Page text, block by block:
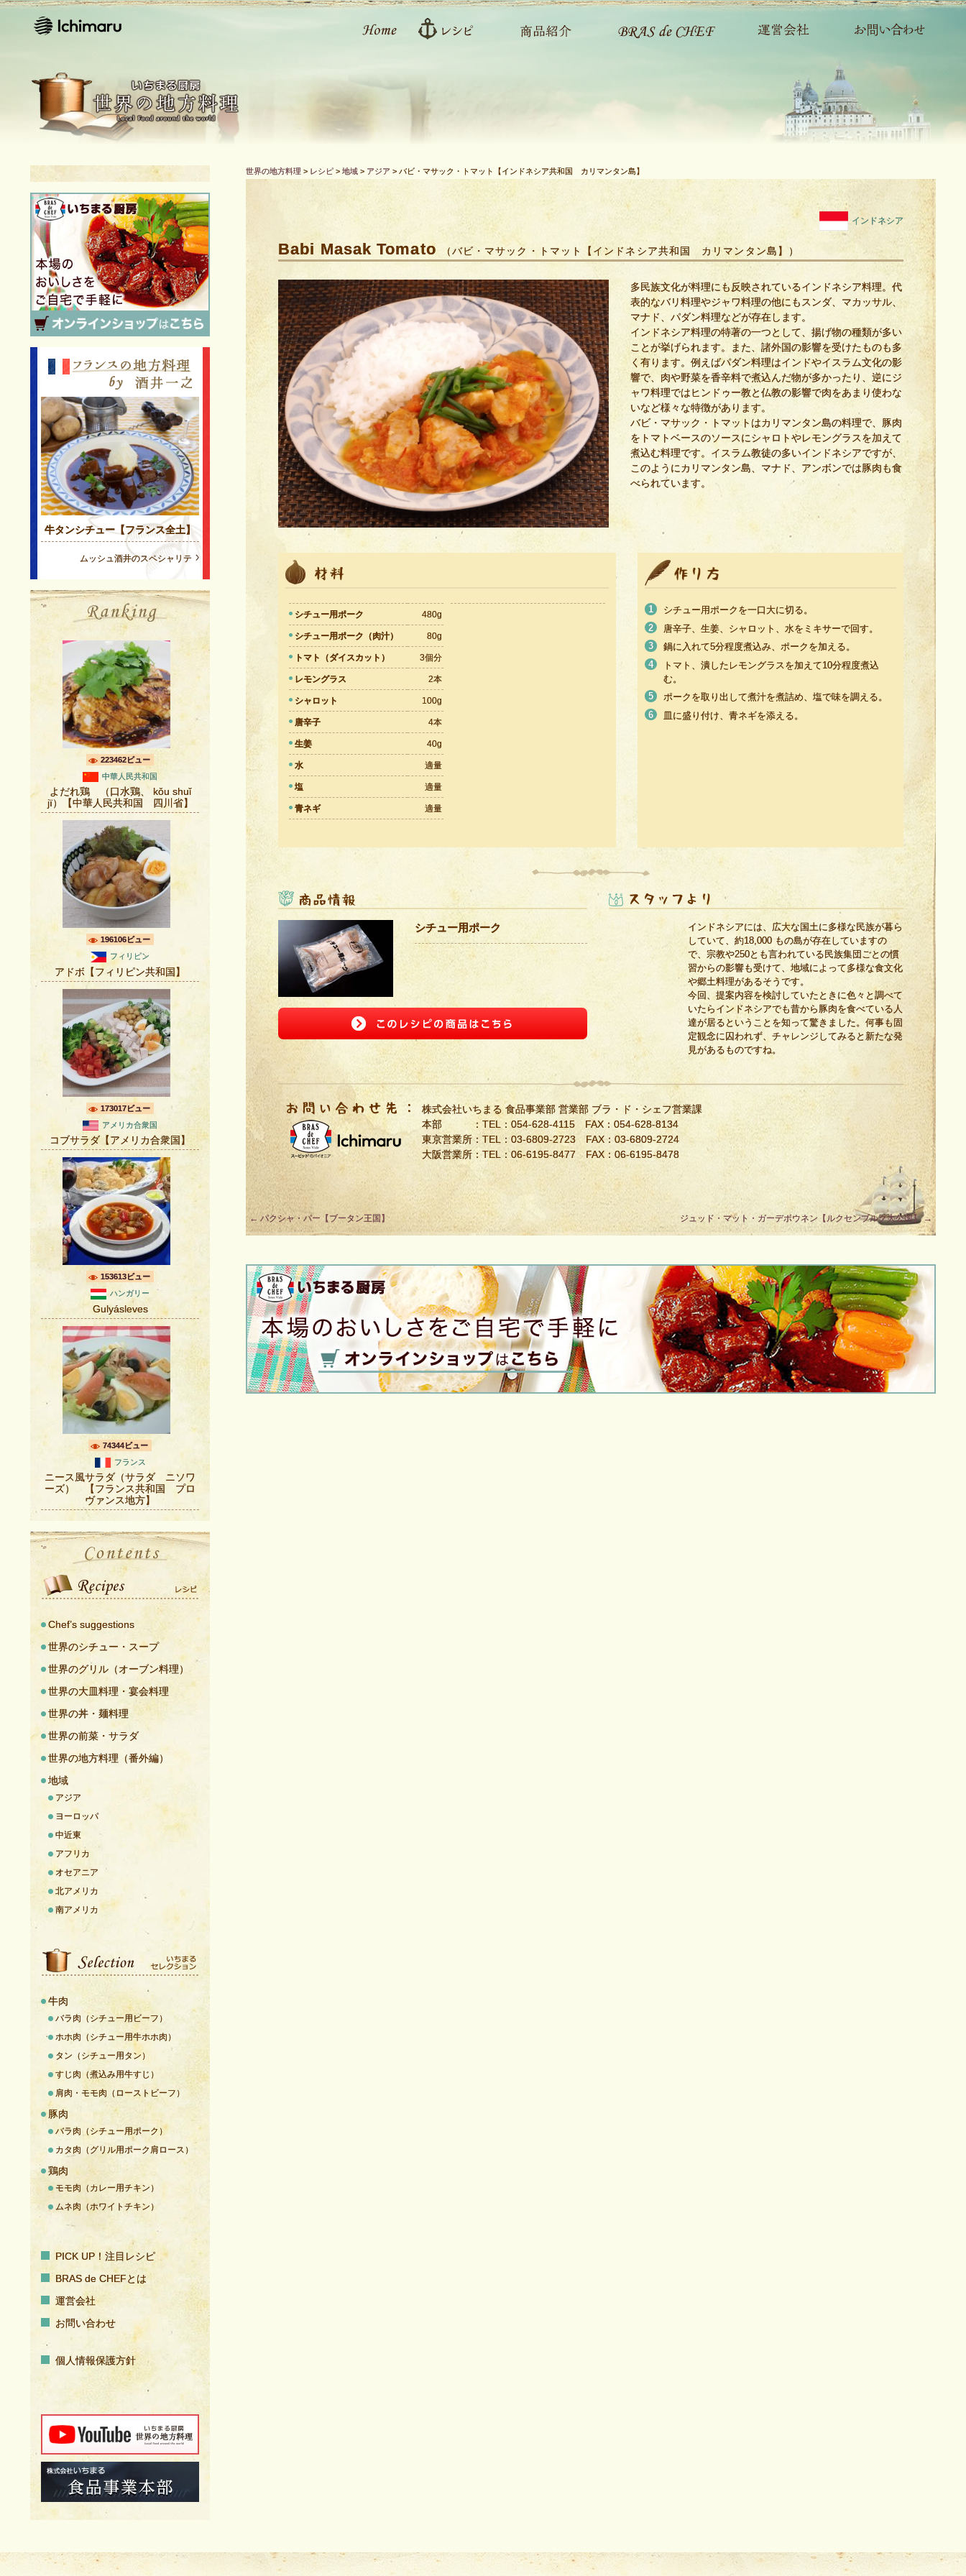
世界の地方料理 > レシピ > 地域 > アジア > バビ・マサック・トマット【インドネシア共和国 カリマンタン島】
インドネシア
Babi Masak Tomato （バビ・マサック・トマット【インドネシア共和国 カリマンタン島】）
多民族文化が料理にも反映されているインドネシア料理。代
表的なバリ料理やジャワ料理の他にもスンダ、マカッサル、
マナド、パダン料理などが存在します。
インドネシア料理の特著の一つとして、揚げ物の種類が多い
ことが挙げられます。また、諸外国の影響を受けたものも多
く有ります。例えばパダン料理はインドやイスラム文化の影
響で、肉や野菜を香辛料で煮込んだ物が多かったり、逆にジ
ャワ料理ではヒンドゥー教と仏教の影響で肉をあまり使わな
いなど様々な特徴があります。
バビ・マサック・トマットはカリマンタン島の料理で、豚肉
をトマトベースのソースにシャロトやレモングラスを加えて
煮込む料理です。イスラム教徒の多いインドネシアですが、
このようにカリマンタン島、マナド、アンボンでは豚肉も食
べられています。
シチュー用ポーク 480g
シチュー用ポーク（肉汁） 80g
トマト（ダイスカット） 3個分
レモングラス 2本
シャロット 100g
唐辛子 4本
生姜 40g
水 適量
塩 適量
青ネギ 適量
シチュー用ポークを一口大に切る。
唐辛子、生姜、シャロット、水をミキサーで回す。
鍋に入れて5分程度煮込み、ポークを加える。
トマト、潰したレモングラスを加えて10分程度煮込
む。
ポークを取り出して煮汁を煮詰め、塩で味を調える。
皿に盛り付け、青ネギを添える。
シチュー用ポーク
インドネシアには、広大な国土に多様な民族が暮ら
していて、約18,000 もの島が存在していますの
で、宗教や250とも言われている民族集団ごとの慣
習からの影響も受けて、地域によって多様な食文化
や郷土料理があるそうです。
今回、提案内容を検討していたときに色々と調べて
いたらインドネシアでも昔から豚肉を食べている人
達が居るということを知って驚きました。何事も固
定観念に囚われず、チャレンジしてみると新たな発
見があるものですね。
株式会社いちまる 食品事業部 営業部 ブラ・ド・シェフ営業課
本部 ：TEL： 054-628-4115 FAX：054-628-8134
東京営業所：TEL： 03-6809-2723FAX：03-6809-2724
大阪営業所：TEL：06-6195-8477 FAX：06-6195-8478
Post
navigation
← パクシャ・パー【ブータン王国】 ジュッド・マット・ガーデボウネン【ルクセンブルク大公国】→
牛タンシチュー【フランス全土】
ムッシュ酒井のスペシャリテ
223462ビュー
中華人民共和国
よだれ鶏 （口水鶏、 kǒu shuǐ
jï）【中華人民共和国 四川省】
196106ビュー
フィリピン
アドボ【フィリピン共和国】
173017ビュー
アメリカ合衆国
コブサラダ【アメリカ合衆国】
153613ビュー
ハンガリー
Gulyásleves
74344ビュー
フランス
ニース風サラダ（サラダ ニソワ
ーズ） 【フランス共和国 プロ
ヴァンス地方】
Chef’s suggestions
世界のシチュー・スープ
世界のグリル（オーブン料理）
世界の大皿料理・宴会料理
世界の丼・麺料理
世界の前菜・サラダ
世界の地方料理（番外編）
地域
アジア
ヨーロッパ
中近東
アフリカ
オセアニア
北アメリカ
南アメリカ
牛肉
バラ肉（シチュー用ビーフ）
ホホ肉（シチュー用牛ホホ肉）
タン（シチュー用タン）
すじ肉（煮込み用牛すじ）
肩肉・モモ肉（ローストビーフ）
豚肉
バラ肉（シチュー用ポーク）
カタ肉（グリル用ポーク肩ロース）
鶏肉
モモ肉（カレー用チキン）
ムネ肉（ホワイトチキン）
PICK UP！注目レシピ
BRAS de CHEFとは
運営会社
お問い合わせ
個人情報保護方針